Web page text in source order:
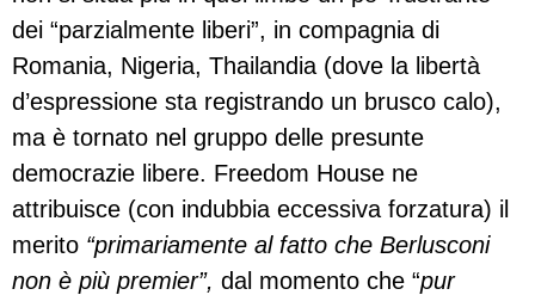
dei “parzialmente liberi”, in compagnia di
Romania, Nigeria, Thailandia (dove la libertà
d’espressione sta registrando un brusco calo),
ma è tornato nel gruppo delle presunte
democrazie libere. Freedom House ne
attribuisce (con indubbia eccessiva forzatura) il
merito “primariamente al fatto che Berlusconi
non è più premier”, dal momento che “pur